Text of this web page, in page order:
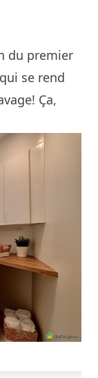
du premier
se rend
Ça,